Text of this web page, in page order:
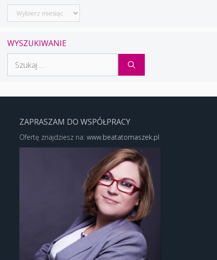
Archiwum
WYSZUKIWANIE
ZAPRASZAM DO WSPÓŁPRACY
Ofertę znajdziesz na: www.beatatomaszek.pl